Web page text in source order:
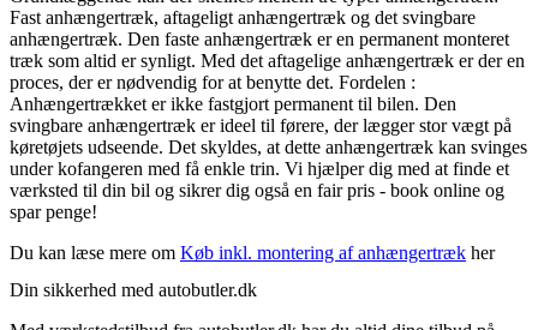
Fast anhængertræk, aftageligt anhængertræk og det svingbare
anhængertræk. Den faste anhængertræk er en permanent monteret
træk som altid er synligt. Med det aftagelige anhængertræk er der en
proces, der er nødvendig for at benytte det. Fordelen :
Anhængertrækket er ikke fastgjort permanent til bilen. Den
svingbare anhængertræk er ideel til førere, der lægger stor vægt på
køretøjets udseende. Det skyldes, at dette anhængertræk kan svinges
under kofangeren med få enkle trin. Vi hjælper dig med at finde et
værksted til din bil og sikrer dig også en fair pris - book online og
spar penge!
Du kan læse mere om Køb inkl. montering af anhængertræk her
Din sikkerhed med autobutler.dk